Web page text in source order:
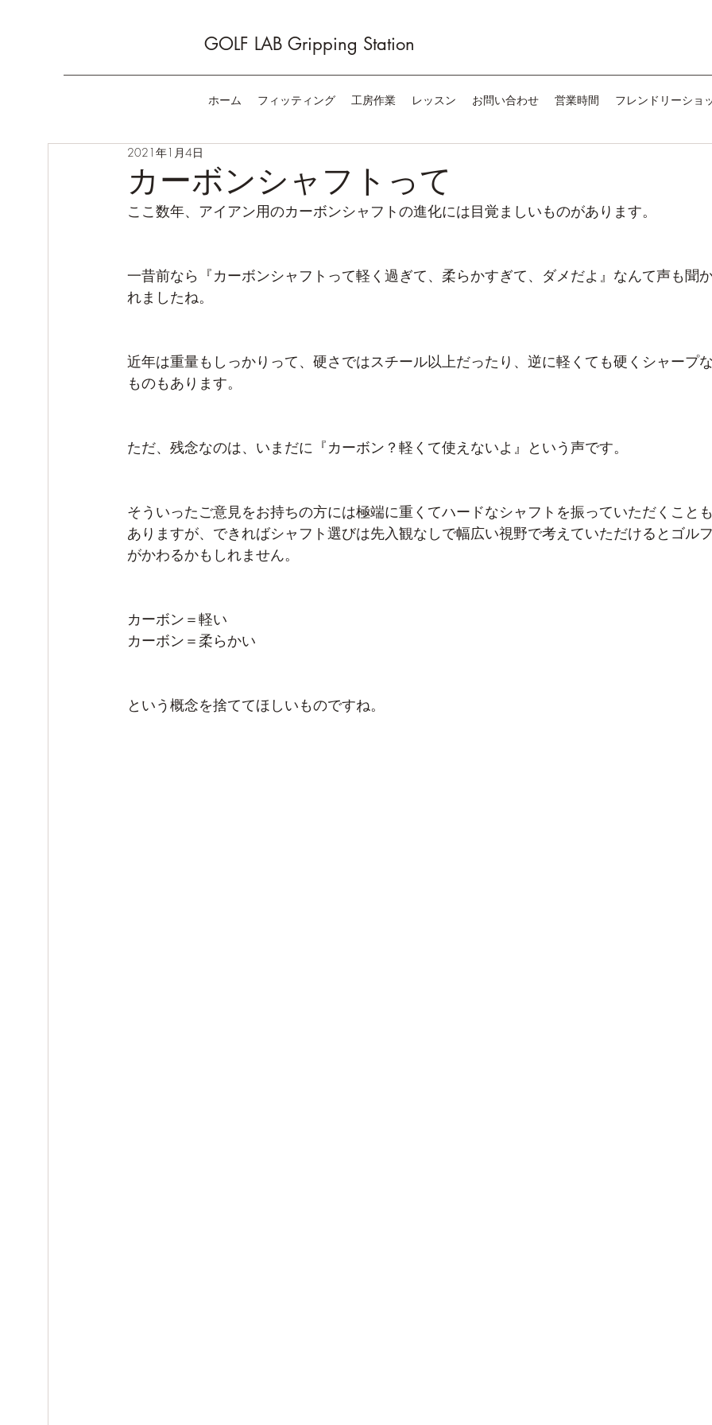
GOLF LAB Gripping Station
ホーム フィッティング 工房作業 レッスン お問い合わせ 営業時間 フレンドリーショ
カーボンシャフトって
2021年1月4日
ここ数年、アイアン用のカーボンシャフトの進化には目覚ましいものがあります。
一昔前なら『カーボンシャフトって軽く過ぎて、柔らかすぎて、ダメだよ』なんて声も聞
れましたね。
近年は重量もしっかりって、硬さではスチール以上だったり、逆に軽くても硬くシャープな
ものもあります。
ただ、残念なのは、いまだに『カーボン？軽くて使えないよ』という声です。
そういったご意見をお持ちの方には極端に重くてハードなシャフトを振っていただくことも
ありますが、できればシャフト選びは先入観なしで幅広い視野で考えていただけるとゴルフ
がかわるかもしれません。
カーボン＝軽い
カーボン＝柔らかい
という概念を捨ててほしいものですね。